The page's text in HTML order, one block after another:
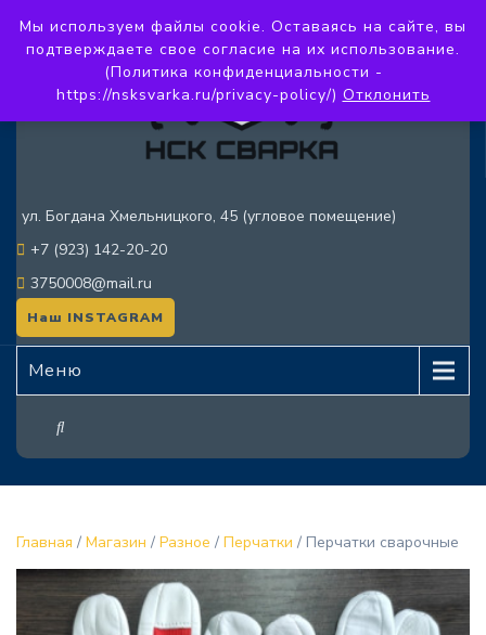
ул. Богдана Хмельницкого, 45 (угловое помещение)
+7 (923) 142-20-20
3750008@mail.ru
Наш INSTAGRAM
Меню
Главная / Магазин / Разное / Перчатки / Перчатки сварочные
Мы используем файлы cookie. Оставаясь на сайте, вы
подтверждаете свое согласие на их использование.
(Политика конфиденциальности -
https://nsksvarka.ru/privacy-policy/) Отклонить